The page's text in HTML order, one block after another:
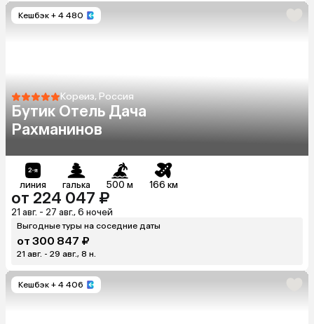
Кешбэк + 4 480
Кореиз, Россия
Бутик Отель Дача
Рахманинов
линия галька 500 м 166 км
от 224 047 ₽
21 авг. - 27 авг., 6 ночей
Выгодные туры на соседние даты
от 300 847 ₽
21 авг. - 29 авг., 8 н.
Кешбэк + 4 406